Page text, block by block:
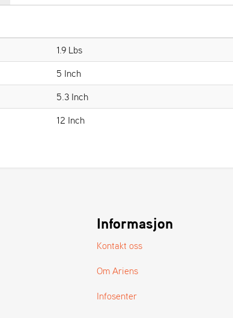
1.9 Lbs
5 Inch
5.3 Inch
12 Inch
Informasjon
Kontakt oss
Om Ariens
Infosenter